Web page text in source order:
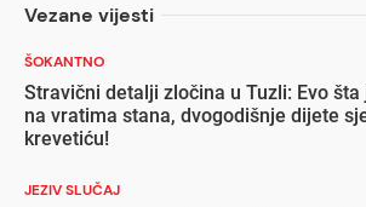
Vezane vijesti
ŠOKANTNO
Stravični detalji zločina u Tuzli: Evo
na vratima stana, dvogodišnje dijete
krevetiću!
JEZIV SLUČAJ